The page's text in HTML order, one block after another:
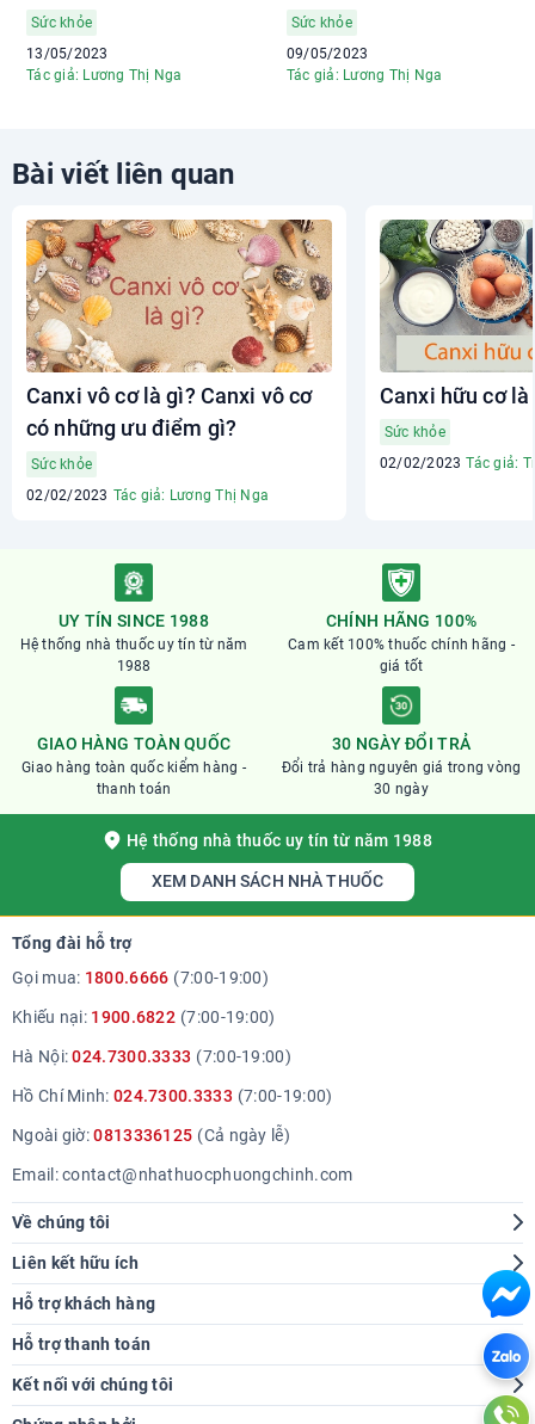
Sức khỏe
13/05/2023
Tác giả: Lương Thị Nga
đệm
Sức khỏe
09/05/2023
Tác giả: Lương Thị Nga
Bài viết liên quan
Canxi vô cơ là gì? Canxi vô cơ
có những ưu điểm gì?
Sức khỏe
02/02/2023 Tác giả: Lương Thị Nga
Canxi hữu cơ là
Sức khỏe
02/02/2023 Tác giả:
UY TÍN SINCE 1988
Hệ thống nhà thuốc uy tín từ năm
1988
CHÍNH HÃNG 100%
Cam kết 100% thuốc chính hãng -
giá tốt
GIAO HÀNG TOÀN QUỐC
Giao hàng toàn quốc kiểm hàng -
thanh toán
30 NGÀY ĐỔI TRẢ
Đổi trả hàng nguyên giá trong vòng
30 ngày
Hệ thống nhà thuốc uy tín từ năm 1988
XEM DANH SÁCH NHÀ THUỐC
Tổng đài hỗ trợ
Gọi mua: 1800.6666 (7:00-19:00)
Khiếu nại: 1900.6822 (7:00-19:00)
Hà Nội:024.7300.3333 (7:00-19:00)
Hồ Chí Minh: 024.7300.3333 (7:00-19:00)
Ngoài giờ:0813336125 (Cả ngày lễ)
Email:contact@nhathuocphuongchinh.com
Về chúng tôi
Giới thiệu
Hệ thống cửa hàng
Báo chí nói về chúng tôi
Thông tin tuyển dụng
Liên hệ hợp tác
Liên kết hữu ích
Tra cứu bệnh
Góc sức khoẻ
Hỗ trợ khách hàng
Hướng dẫn mua hàng
Chính sách giao hàng
Chính sách thanh toán
Hỗ trợ thanh toán
Kết nối với chúng tôi